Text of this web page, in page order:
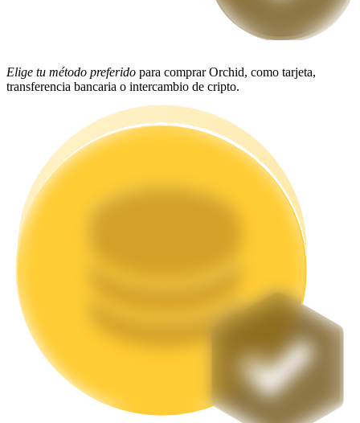
Alta rentabilidad y acceso instantáneo
Elige tu método preferido para comprar Orchid, como tarjeta,
transferencia bancaria o intercambio de cripto.